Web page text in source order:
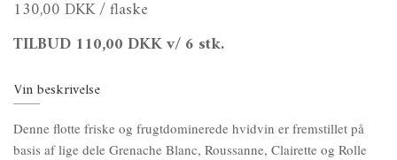
130,00 DKK/ flaske
TILBUD 110,00 DKKv/ 6 stk.
Vin beskrivelse
Denne flotte friske og frugtdominerede hvidvin er fremstillet på
basis af lige dele Grenache Blanc, Roussanne, Clairette og Rolle